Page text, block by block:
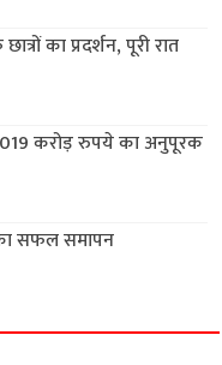
का प्रदर्शन, पूरी रात
करोड़ रुपये का अनुपूरक
सफल समापन